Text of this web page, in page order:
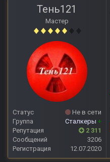
Тень121
Мастер
Статус
Не в сети
Группа
Сталкеры +
Репутация
2 311
Сообщений
3206
Регистрация
12.07.2020